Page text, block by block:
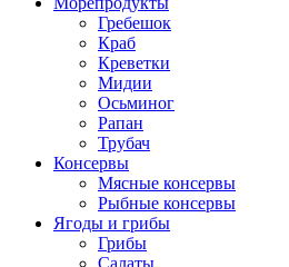
Гребешок
Краб
Креветки
Мидии
Осьминог
Рапан
Трубач
Консервы
Мясные консервы
Рыбные консервы
Ягоды и грибы
Грибы
Салаты